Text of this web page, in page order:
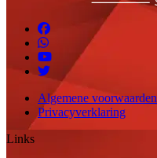
Algemene voorwaarden
Privacyverklaring
Links